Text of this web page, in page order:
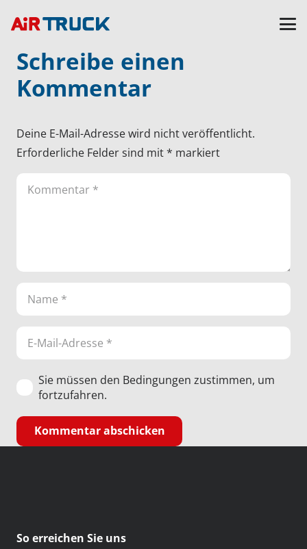
Schreibe einen
Kommentar
Deine E-Mail-Adresse wird nicht veröffentlicht.
Erforderliche Felder sind mit* markiert
Sie müssen den Bedingungen zustimmen, um
fortzufahren.
Kommentar abschicken
So erreichen Sie uns